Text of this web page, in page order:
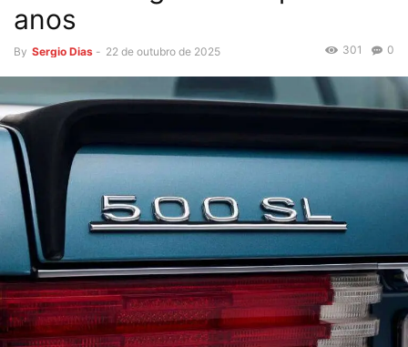
anos
By Sergio Dias - 22 de outubro de 2025 0
301